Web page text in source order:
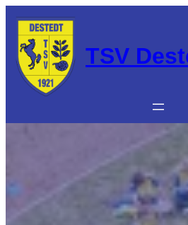
Inhalt
springen
TSV